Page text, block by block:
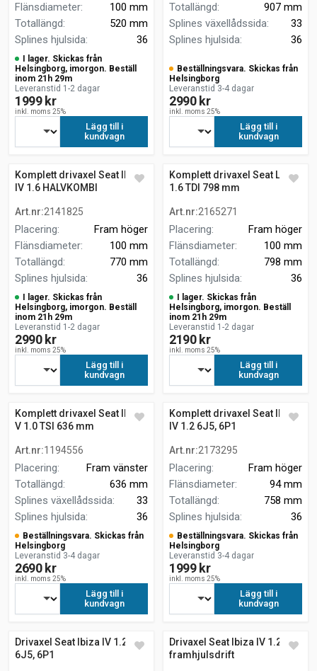
Flänsdiameter:
100 mm
Totallängd:
520 mm
Splines hjulsida: 36
I lager. Skickas från
Helsingborg, imorgon. Beställ
inom 21h 29m
Leveranstid 1-2 dagar
1999 kr
inkl. moms 25%
Lägg till i
kundvagn
Totallängd:
907 mm
Splines växellådssida:
33
Splines hjulsida: 36
Beställningsvara. Skickas från
Helsingborg
Leveranstid 3-4 dagar
2990 kr
inkl. moms 25%
Lägg till i
kundvagn
Komplett drivaxel Seat Ibiza
IV 1.6 HALVKOMBI
Art.nr:2141825
Placering:
Fram höger
Flänsdiameter:
100 mm
Totallängd:
770 mm
Splines hjulsida: 36
I lager. Skickas från
Helsingborg, imorgon. Beställ
inom 21h 29m
Leveranstid 1-2 dagar
2990 kr
inkl. moms 25%
Lägg till i
kundvagn
Komplett drivaxel Seat Leon
1.6 TDI 798 mm
Art.nr:2165271
Placering:
Fram höger
Flänsdiameter:
100 mm
Totallängd:
798 mm
Splines hjulsida: 36
I lager. Skickas från
Helsingborg, imorgon. Beställ
inom 21h 29m
Leveranstid 1-2 dagar
2190 kr
inkl. moms 25%
Lägg till i
kundvagn
Komplett drivaxel Seat Ibiza
V 1.0 TSI 636 mm
Art.nr:1194556
Placering:
Fram vänster
Totallängd:
636 mm
Splines växellådssida:
33
Splines hjulsida: 36
Beställningsvara. Skickas från
Helsingborg
Leveranstid 3-4 dagar
2690 kr
inkl. moms 25%
Lägg till i
kundvagn
Komplett drivaxel Seat Ibiza
IV 1.2 6J5, 6P1
Art.nr:2173295
Placering:
Fram höger
Flänsdiameter:
94 mm
Totallängd:
758 mm
Splines hjulsida: 36
Beställningsvara. Skickas från
Helsingborg
Leveranstid 3-4 dagar
1999 kr
inkl. moms 25%
Lägg till i
kundvagn
Drivaxel Seat Ibiza IV 1.2
6J5, 6P1
Drivaxel Seat Ibiza IV 1.2 TSI
framhjulsdrift